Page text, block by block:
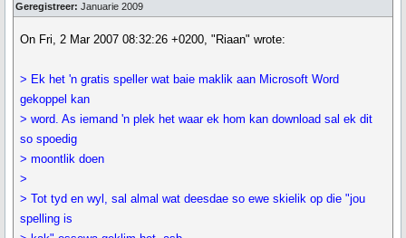
Geregistreer: Januarie 2009
On Fri, 2 Mar 2007 08:32:26 +0200, "Riaan" wrote:
> Ek het 'n gratis speller wat baie maklik aan Microsoft Word
gekoppel kan
> word. As iemand 'n plek het waar ek hom kan download sal ek dit
so spoedig
> moontlik doen
>
> Tot tyd en wyl, sal almal wat deesdae so ewe skielik op die "jou
spelling is